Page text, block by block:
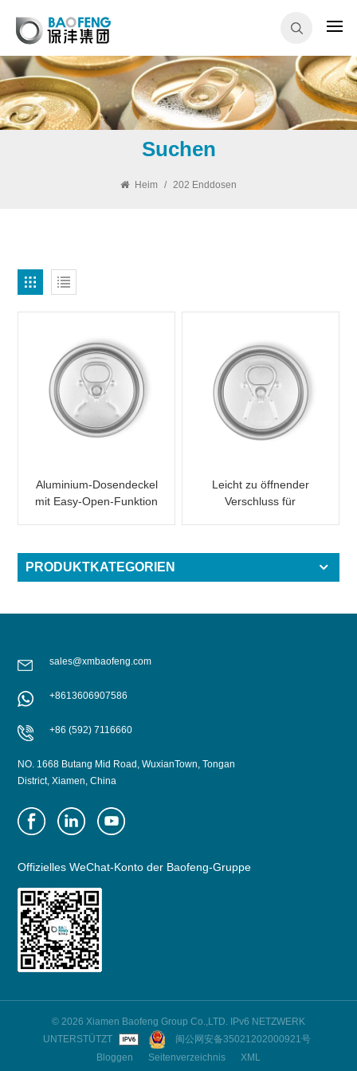
Suchen
Heim / 202 Enddosen
Aluminium-Dosendeckel
mit Easy-Open-Funktion
Leicht zu öffnender
Verschluss für
SOE
PRODUKTKATEGORIEN
sales@xmbaofeng.com
+8613606907586
+86 (592) 7116660
NO. 1668 Butang Mid Road, WuxianTown, Tongan
District, Xiamen, China
Offizielles WeChat-Konto der Baofeng-Gruppe
© 2026 Xiamen Baofeng Group Co.,LTD. IPv6 NETZWERK
UNTERSTÜTZT
闽公网安备35021202000921号
Bloggen
Seitenverzeichnis
XML